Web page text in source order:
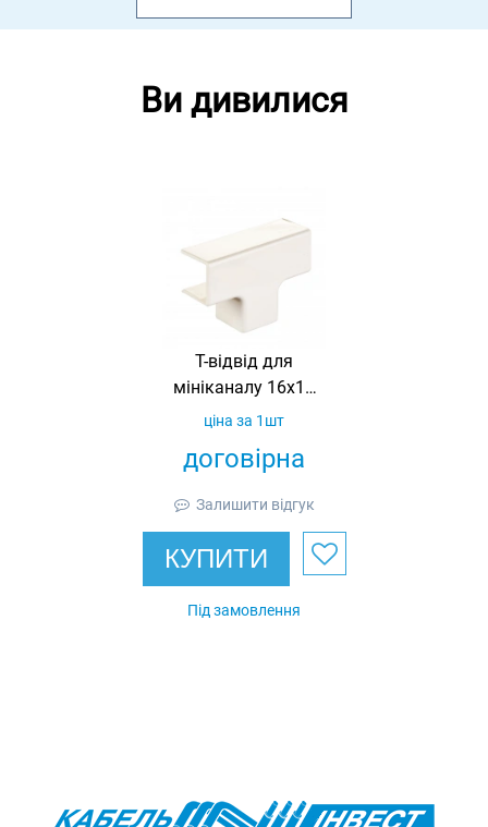
Ви дивилися
Т-відвід для
мініканалу 16х16
Ultra, АБС
договірна
ціна за 1шт
Залишити відгук
КУПИТИ
Під замовлення